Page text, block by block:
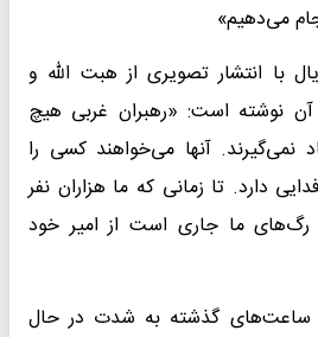
می‌دهیم»
با انتشار تصویری از هبت الله و
آن نوشته است: «رهبران غربی هیچ
نمی‌گیرند. آنها می‌خواهند کسی را
دارد. تا زمانی که ما هزاران نفر
ما جاری است از امیر خود
ساعت‌های گذشته به شدت در حال